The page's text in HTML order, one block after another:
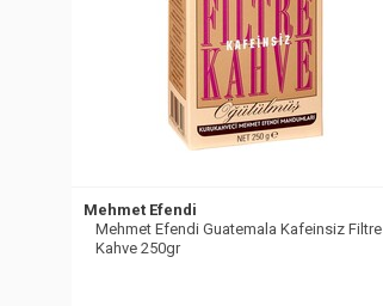
Mehmet Efendi
Mehmet Efendi Guatemala Kafeinsiz Filtre
Kahve 250gr